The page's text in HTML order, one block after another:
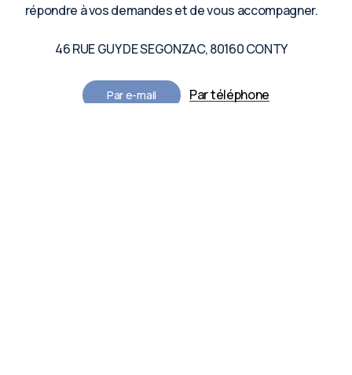
répondre à vos demandes et de vous accompagner.
46 RUE GUY DE SEGONZAC, 80160 CONTY
Pare-mail Par téléphone